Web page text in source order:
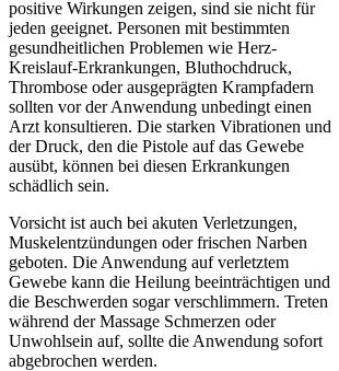
positive Wirkungen zeigen, sind sie nicht für
jeden geeignet. Personen mit bestimmten
gesundheitlichen Problemen wie Herz-
Kreislauf-Erkrankungen, Bluthochdruck,
Thrombose oder ausgeprägten Krampfadern
sollten vor der Anwendung unbedingt einen
Arzt konsultieren. Die starken Vibrationen und
der Druck, den die Pistole auf das Gewebe
ausübt, können bei diesen Erkrankungen
schädlich sein.
Vorsicht ist auch bei akuten Verletzungen,
Muskelentzündungen oder frischen Narben
geboten. Die Anwendung auf verletztem
Gewebe kann die Heilung beeinträchtigen und
die Beschwerden sogar verschlimmern. Treten
während der Massage Schmerzen oder
Unwohlsein auf, sollte die Anwendung sofort
abgebrochen werden.